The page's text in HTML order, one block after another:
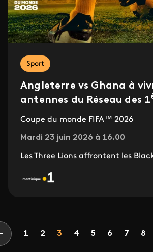
Sport
Angleterre vs Ghana à
antennes du Réseau des 1
Coupe du monde FIFA™ 2026
Mardi 23 juin 2026 à 16.00
Les Three Lions affrontent les
Pagination
précédente
Page
1 Page
2 Page
3 Page
4 Page
5 Page
6 Page
7 8